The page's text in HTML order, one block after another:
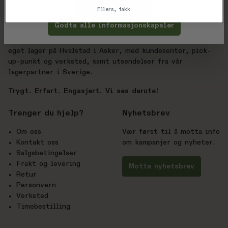
Derute.no drives av BC Sport AS, med over 20 års
eget lager på Hvalstad i Asker, med kundesenter, pick-
up-punkt og verksted, samt utsendelser fra vår
lagerpartner i Sverige.
Trygt. Erfart. Engasjert. Vi ses derute!
Trenger du hjelp?
Om oss
Kontakt oss
Salgsbetingelser
Frakt og levering
Retur
Personvern
Verksted
Timebestilling
Nyhetsbrev
Vær først til å motta info
om kampanjer og nyheter.
Motta nyhetsbrev
Godta alle informasjonskapsler
Ellers, takk